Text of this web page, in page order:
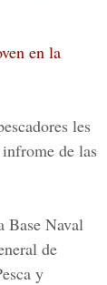
en la
les
de las
Base Naval
de
y